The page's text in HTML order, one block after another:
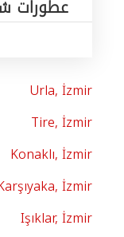
عطورات
Urla, İzmir
Tire, İzmir
Konaklı, İzmir
İzmir
Işıklar, İzmir